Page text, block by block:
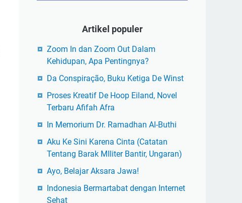
Artikel populer
Zoom In dan Zoom Out Dalam
Kehidupan, Apa Pentingnya?
Da Conspiração, Buku Ketiga De Winst
Proses Kreatif De Hoop Eiland, Novel
Terbaru Afifah Afra
In Memorium Dr. Ramadhan Al-Buthi
Aku Ke Sini Karena Cinta (Catatan
Tentang Barak MIliter Bantir, Ungaran)
Ayo, Belajar Aksara Jawa!
Indonesia Bermartabat dengan Internet
Sehat